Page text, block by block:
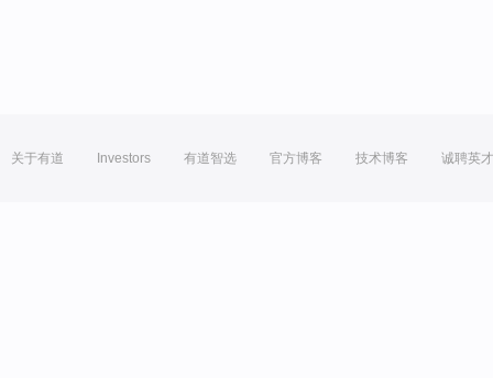
关于有道 Investors 有道智选 官方博客 技术博客 诚聘英才